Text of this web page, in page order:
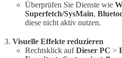
Überprüfen Sie Dienste wie
Superfetch/SysMain,
diese nicht aktiv nutzen.
Visuelle Effekte reduzieren
Rechtsklick aufDieser PC >